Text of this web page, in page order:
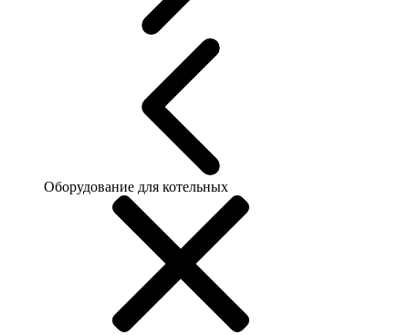
Оборудование для котельных